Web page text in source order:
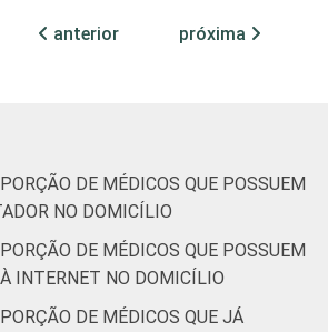
Internação
Com
Internação
(mais de
94
anterior próxima
DE MÉDICOS QUE POSSUEM
NO DOMICÍLIO
DE MÉDICOS QUE POSSUEM
INTERNET NO DOMICÍLIO
DE MÉDICOS QUE JÁ